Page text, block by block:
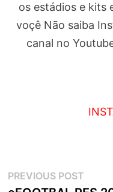
os estádios e kits
voçê Não saiba
canal no
Navegação
PREVIOUS POST